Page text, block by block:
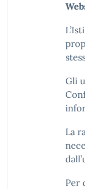
Gli
La
Per